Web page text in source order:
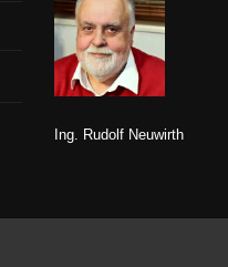
Ing. Rudolf Neuwirth